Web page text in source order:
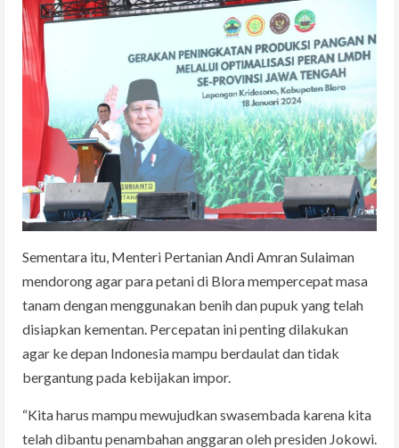
Sementara itu, Menteri Pertanian Andi Amran Sulaiman
mendorong agar para petani di Blora mempercepat masa
tanam dengan menggunakan benih dan pupuk yang telah
disiapkan kementan. Percepatan ini penting dilakukan
agar ke depan Indonesia mampu berdaulat dan tidak
bergantung pada kebijakan impor.
“Kita harus mampu mewujudkan swasembada karena kita
telah dibantu penambahan anggaran oleh presiden Jokowi.